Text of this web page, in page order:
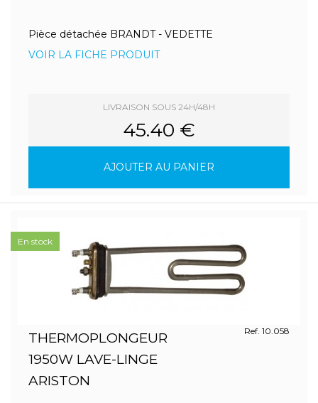
Pièce détachée BRANDT - VEDETTE
VOIR LA FICHE PRODUIT
LIVRAISON SOUS 24H/48H
45.40 €
AJOUTER AU PANIER
THERMOPLONGEUR
1950W LAVE-LINGE
ARISTON
Ref. 10.058
En stock